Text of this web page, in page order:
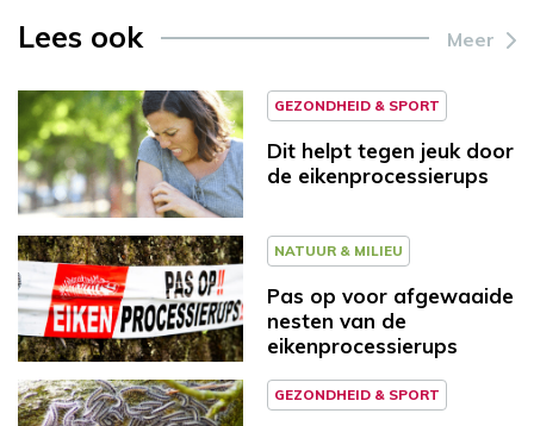
Lees ook Meer
GEZONDHEID & SPORT
Dit helpt tegen jeuk door
de eikenprocessierups
NATUUR & MILIEU
Pas op voor afgewaaide
nesten van de
eikenprocessierups
GEZONDHEID & SPORT